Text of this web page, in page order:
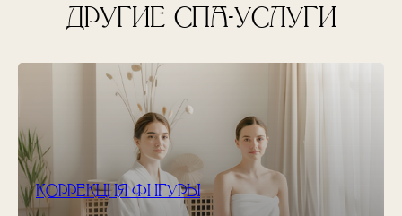
ДРУГИЕ СПА-УСЛУГИ
КОРРЕКЦИЯ ФИГУРЫ